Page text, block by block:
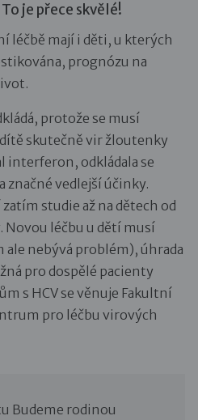
je přece skvělé!
léčbě mají i děti, u kterých
prognózu na
protože se musí
skutečně vir žloutenky
interferon, odkládala se
značné vedlejší účinky.
studie až na dětech od
Novou léčbu u dětí musí
nebývá problém), úhrada
pro dospělé pacienty
s HCV se věnuje Fakultní
pro léčbu virových
Budeme rodinou